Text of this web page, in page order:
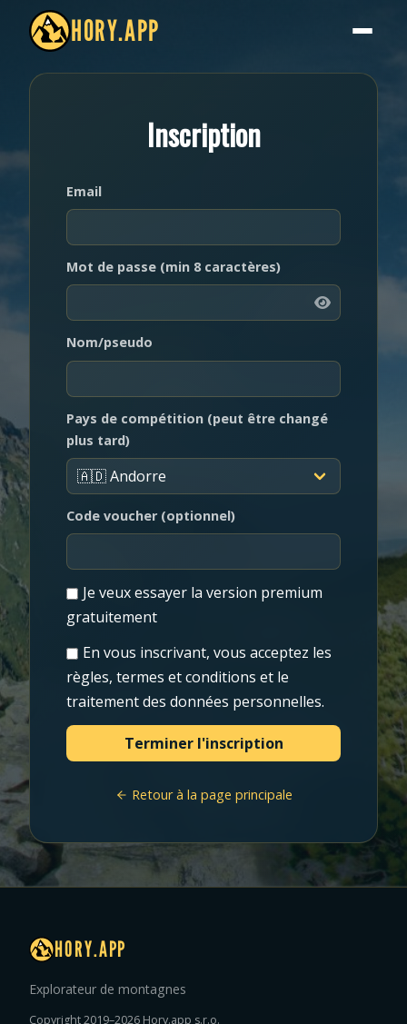
HORY.APP
Inscription
Email
Mot de passe (min 8 caractères)
Nom/pseudo
Pays de compétition (peut être changé
plus tard)
Code voucher (optionnel)
Je veux essayer la version premium
gratuitement
En vous inscrivant, vous acceptez les
règles, termes et conditions et le
traitement des données personnelles.
Retour à la page principale
HORY.APP
Explorateur de montagnes
Copyright 2019–2026 Hory.app s.r.o.